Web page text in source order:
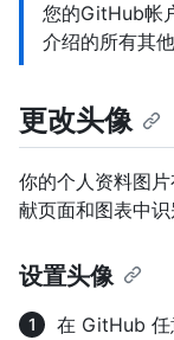
您的GitHub帐
介绍的所有其
更改头像
你的个人资料图
献页面和图表中识
设置头像
在 GitHub 任